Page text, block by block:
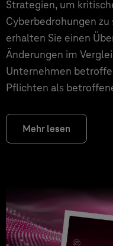
Strategien, um
Cyberbedrohungen
erhalten Sie einen
Änderungen im
Unternehmen
Pflichten als
Mehr lesen